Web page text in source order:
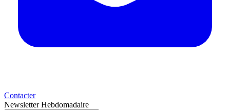
Contacter
Newsletter Hebdomadaire